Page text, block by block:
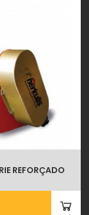
REFORÇADO